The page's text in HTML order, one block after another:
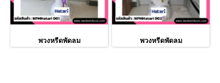
พวงหรีดพัดลม พวงหรีดพัดลม